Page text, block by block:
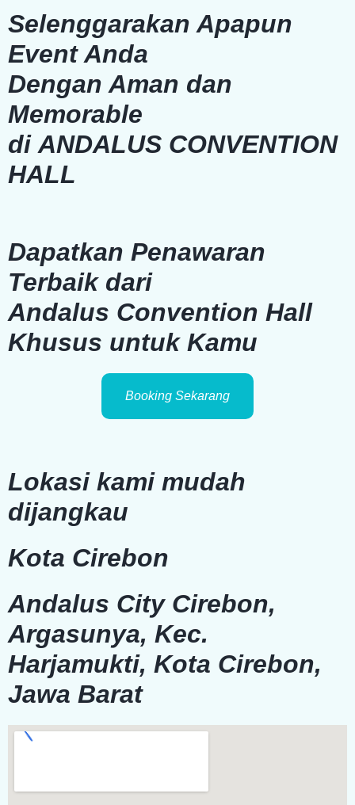
Selenggarakan Apapun
Event Anda
Dengan Aman dan
Memorable
di ANDALUS CONVENTION
HALL
Dapatkan Penawaran
Terbaik dari
Andalus Convention Hall
Khusus untuk Kamu
Booking Sekarang
Lokasi kami mudah
dijangkau
Kota Cirebon
Andalus City Cirebon,
Argasunya, Kec.
Harjamukti, Kota Cirebon,
Jawa Barat